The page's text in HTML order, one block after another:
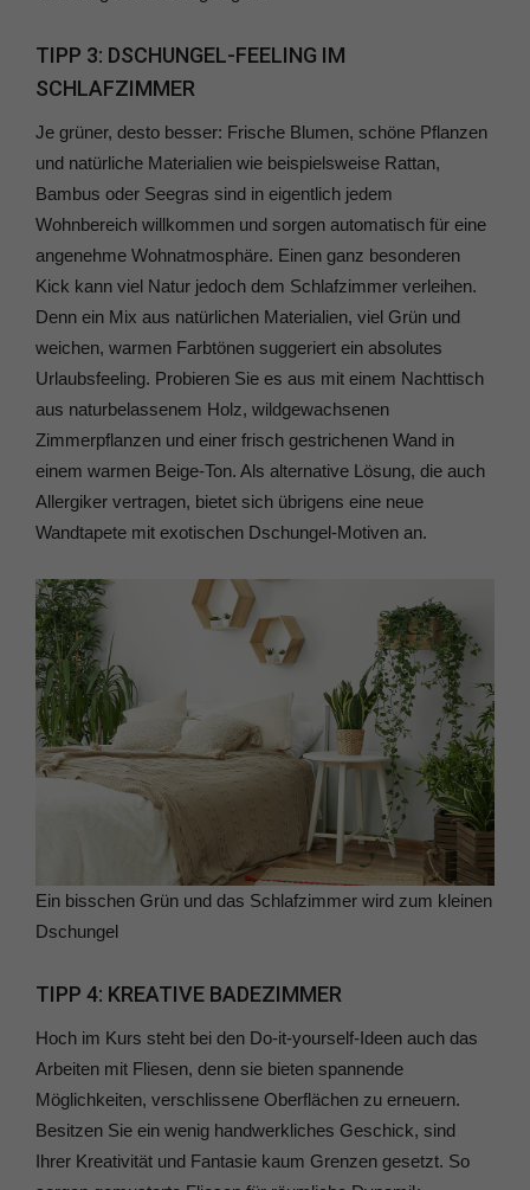
TIPP 3: DSCHUNGEL-FEELING IM
SCHLAFZIMMER
Je grüner, desto besser: Frische Blumen, schöne Pflanzen
und natürliche Materialien wie beispielsweise Rattan,
Bambus oder Seegras sind in eigentlich jedem
Wohnbereich willkommen und sorgen automatisch für eine
angenehme Wohnatmosphäre. Einen ganz besonderen
Kick kann viel Natur jedoch dem Schlafzimmer verleihen.
Denn ein Mix aus natürlichen Materialien, viel Grün und
weichen, warmen Farbtönen suggeriert ein absolutes
Urlaubsfeeling. Probieren Sie es aus mit einem Nachttisch
aus naturbelassenem Holz, wildgewachsenen
Zimmerpflanzen und einer frisch gestrichenen Wand in
einem warmen Beige-Ton. Als alternative Lösung, die auch
Allergiker vertragen, bietet sich übrigens eine neue
Wandtapete mit exotischen Dschungel-Motiven an.
Ein bisschen Grün und das Schlafzimmer wird zum kleinen
Dschungel
TIPP 4: KREATIVE BADEZIMMER
Hoch im Kurs steht bei den Do-it-yourself-Ideen auch das
Arbeiten mit Fliesen, denn sie bieten spannende
Möglichkeiten, verschlissene Oberflächen zu erneuern.
Besitzen Sie ein wenig handwerkliches Geschick, sind
Ihrer Kreativität und Fantasie kaum Grenzen gesetzt. So